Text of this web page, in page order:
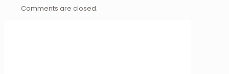
Comments are closed.